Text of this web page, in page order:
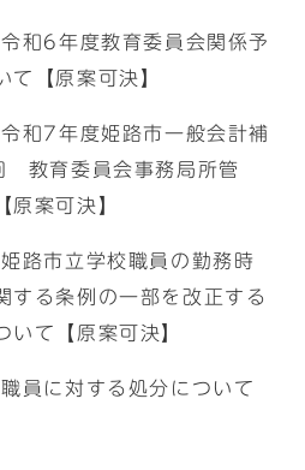
和6年度教育委員会関係予
て【原案可決】
和7年度姫路市一般会計補
教育委員会事務局所管
原案可決】
路市立学校職員の勤務時
する条例の一部を改正する
いて【原案可決】
員に対する処分について